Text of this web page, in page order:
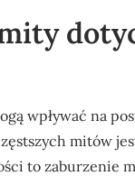
wpływać na
mitów
to zaburzenie